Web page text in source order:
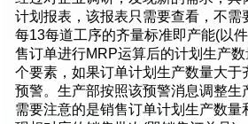
计划报表，该报表只需要查看，不需
每13每道工序的齐量标准即产能(以
售订单进行MRP运算后的计划生产
个要素，如果订单计划生产数量大于
预警。生产部按照该预警消息调整生
需要注意的是销售订单计划生产数量